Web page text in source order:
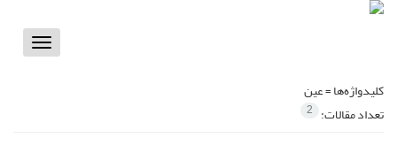
Toggle
کلیدواژه‌ها =عین
تعداد مقالات: 2